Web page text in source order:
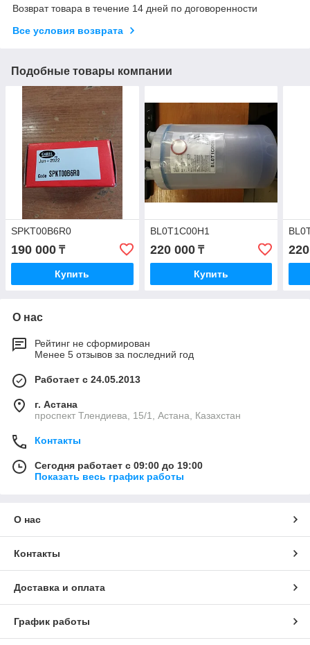
Возврат товара в течение 14 дней по договоренности
Все условия возврата
Подобные товары компании
SPKT00B6R0
190 000 ₸
Купить
BL0T1C00H1
220 000₸
Купить
О нас
Рейтинг не сформирован
Менее 5 отзывов за последний год
Работает с 24.05.2013
г. Астана
проспект Тлендиева, 15/1, Астана, Казахстан
Контакты
Сегодня работает с 09:00 до 19:00
Показать весь график работы
О нас
Контакты
Доставка и оплата
График работы